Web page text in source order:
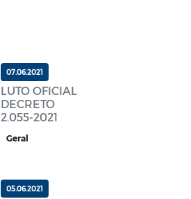
07.06.2021
LUTO OFICIAL
DECRETO
2.055-2021
Geral
05.06.2021